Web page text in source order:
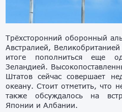
Трёхсторонний оборонный
Австралией,
итоге пополниться еще
Зеландией.
Штатов сейчас совершает
океану. Стоит отметить, что
также обсуждалось на
Японии и Албании.